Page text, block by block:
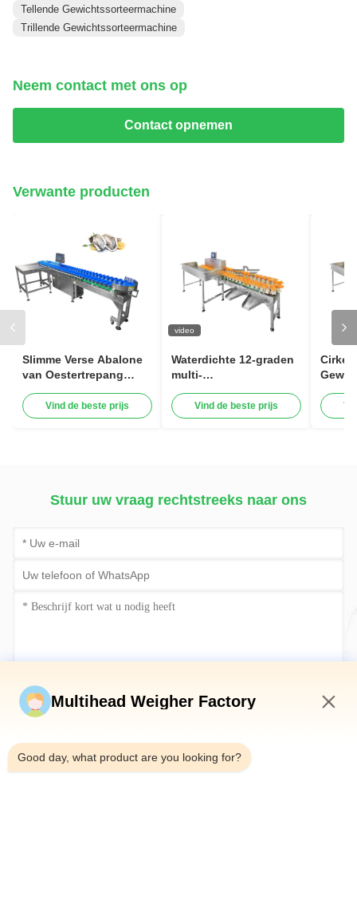
Tellende Gewichtssorteermachine
Trillende Gewichtssorteermachine
Neem contact met ons op
Contact opnemen
Verwante producten
Slimme Verse Abalone
van Oestertrepang
Zeevruchten
Sorterende Machine
Vind de beste prijs
video
Waterdichte 12-graden
multi-
voor visVind de beste prijs
Cirkel
met
Stuur uw vraag rechtstreeks naar ons
Stuur nu
Multihead Weigher Factory
Good day, what product are you looking for?